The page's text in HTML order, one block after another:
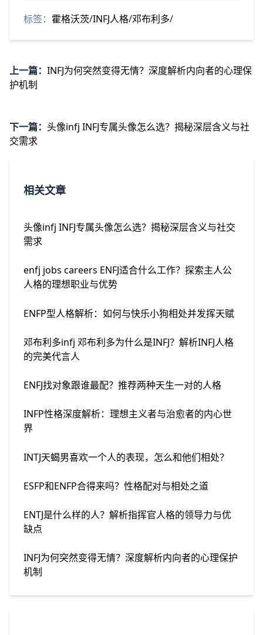
标签： 霍格沃茨/INFJ人格/邓布利多/
上一篇： INFJ为何突然变得无情？深度解析内向者的心理保
护机制
下一篇： 头像infj INFJ专属头像怎么选？揭秘深层含义与社
交需求
相关文章
头像infj INFJ专属头像怎么选？揭秘深层含义与社交
需求
enfj jobs careers ENFJ适合什么工作？探索主人公
人格的理想职业与优势
ENFP型人格解析：如何与快乐小狗相处并发挥天赋
邓布利多infj 邓布利多为什么是INFJ？解析INFJ人格
的完美代言人
ENFJ找对象跟谁最配？推荐两种天生一对的人格
INFP性格深度解析：理想主义者与治愈者的内心世
界
INTJ天蝎男喜欢一个人的表现，怎么和他们相处？
ESFP和ENFP合得来吗？性格配对与相处之道
ENTJ是什么样的人？解析指挥官人格的领导力与优
缺点
INFJ为何突然变得无情？深度解析内向者的心理保护
机制